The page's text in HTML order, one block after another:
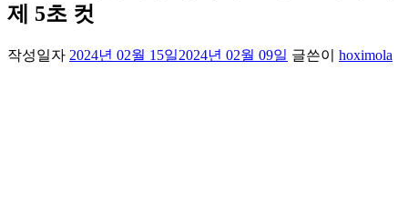
제 5초 컷
작성일자 2024년 02월 15일2024년 02월 09일 글쓴이 hoximola